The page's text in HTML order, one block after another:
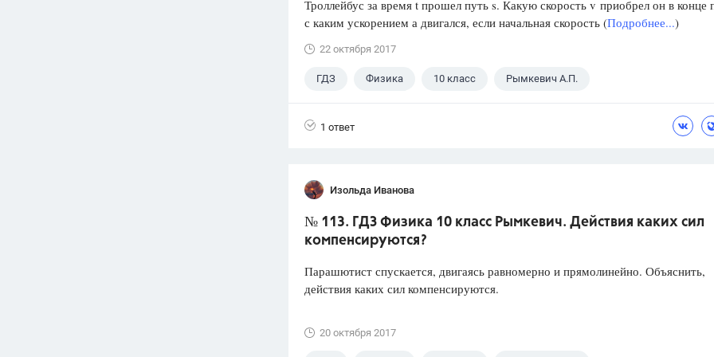
Троллейбус за время t прошел путь s. Какую скорость v приобрел он в конце
с каким ускорением а двигался, если начальная скорость (Подробнее...)
22 октября 2017
ГДЗ Физика 10 класс Рымкевич А.П.
1 ответ
Изольда Иванова
№ 113. ГДЗ Физика 10 класс Рымкевич. Действия каких сил
компенсируются?
Парашютист спускается, двигаясь равномерно и прямолинейно. Объяснить,
действия каких сил компенсируются.
20 октября 2017